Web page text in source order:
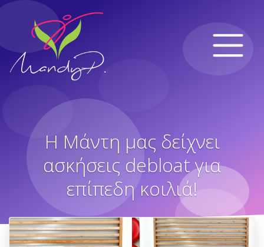
Η Μάντη μας δείχνει
ασκήσεις debloat για
επίπεδη κοιλιά!